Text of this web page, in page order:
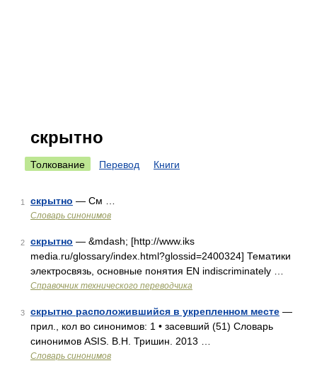
скрытно
Толкование Перевод Книги
1 скрытно — См …
Словарь синонимов
2 скрытно — &mdash; [http://www.iks
media.ru/glossary/index.html?glossid=2400324] Тематики
электросвязь, основные понятия EN indiscriminately …
Справочник технического переводчика
3 скрытно расположившийся в укрепленном месте —
прил., кол во синонимов: 1 • засевший (51) Словарь
синонимов ASIS. В.Н. Тришин. 2013 …
Словарь синонимов